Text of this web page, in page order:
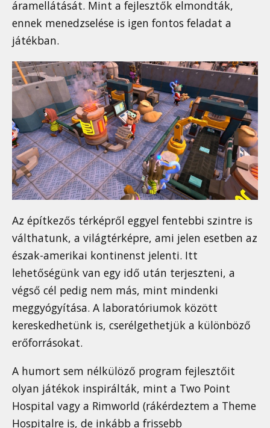
áramellátását. Mint a fejlesztők elmondták,
ennek menedzselése is igen fontos feladat a
játékban.
Az építkezős térképről eggyel fentebbi szintre is
válthatunk, a világtérképre, ami jelen esetben az
észak-amerikai kontinenst jelenti. Itt
lehetőségünk van egy idő után terjeszteni, a
végső cél pedig nem más, mint mindenki
meggyógyítása. A laboratóriumok között
kereskedhetünk is, cserélgethetjük a különböző
erőforrásokat.
A humort sem nélkülöző program fejlesztőit
olyan játékok inspirálták, mint a Two Point
Hospital vagy a Rimworld (rákérdeztem a Theme
Hospitalre is, de inkább a frissebb